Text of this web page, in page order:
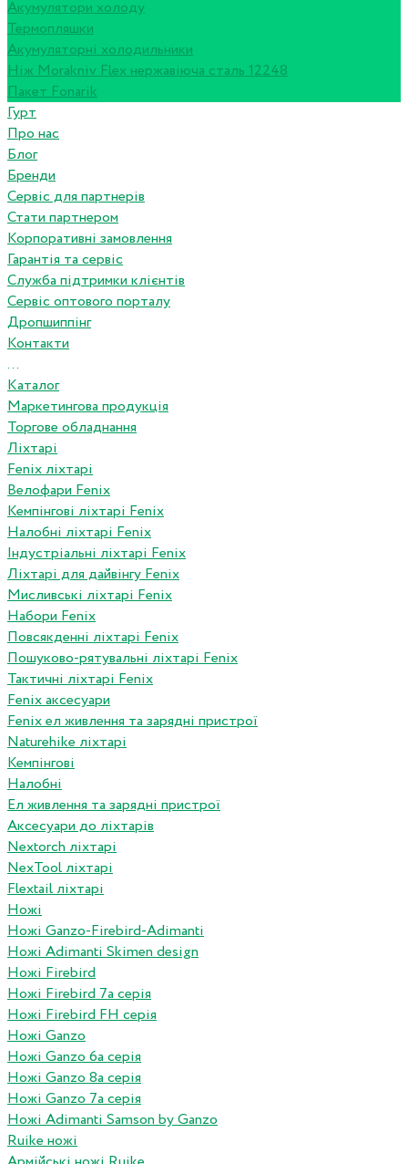
Акумулятори холоду
Термопляшки
Акумуляторні холодильники
Ніж Morakniv Flex нержавіюча сталь 12248
Пакет Fonarik
Гурт
Про нас
Блог
Бренди
Сервіс для партнерів
Стати партнером
Корпоративні замовлення
Гарантія та сервіс
Служба підтримки клієнтів
Сервіс оптового порталу
Дропшиппінг
Контакти
...
Каталог
Маркетингова продукція
Торгове обладнання
Ліхтарі
Fenix ліхтарі
Велофари Fenix
Кемпінгові ліхтарі Fenix
Налобні ліхтарі Fenix
Індустріальні ліхтарі Fenix
Ліхтарі для дайвінгу Fenix
Мисливські ліхтарі Fenix
Набори Fenix
Повсякденні ліхтарі Fenix
Пошуково-рятувальні ліхтарі Fenix
Тактичні ліхтарі Fenix
Fenix аксесуари
Fenix ел живлення та зарядні пристрої
Naturehike ліхтарі
Кемпінгові
Налобні
Ел живлення та зарядні пристрої
Аксесуари до ліхтарів
Nextorch ліхтарі
NexTool ліхтарі
Flextail ліхтарі
Ножі
Ножі Ganzo-Firebird-Adimanti
Ножі Adimanti Skimen design
Ножі Firebird
Ножі Firebird 7а серія
Ножі Firebird FH серія
Ножі Ganzo
Ножі Ganzo 6а серія
Ножі Ganzo 8а серія
Ножі Ganzo 7а серія
Ножі Adimanti Samson by Ganzo
Ruike ножі